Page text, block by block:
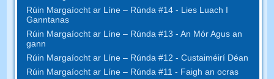
Rúin Margaíocht ar Líne – Rúnda #14 - Lies Luach I
Ganntanas
Rúin Margaíocht ar Líne – Rúnda #13 - An Mór Agus an
gann
Rúin Margaíocht ar Líne – Rúnda #12 - Custaiméirí Déan
Rúin Margaíocht ar Líne – Rúnda #11 - Faigh an ocras